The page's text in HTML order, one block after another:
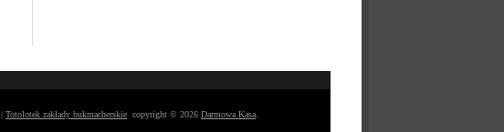
| Totolotek zakłady bukmacherskie copyright © 2026 Darmowa Kasa